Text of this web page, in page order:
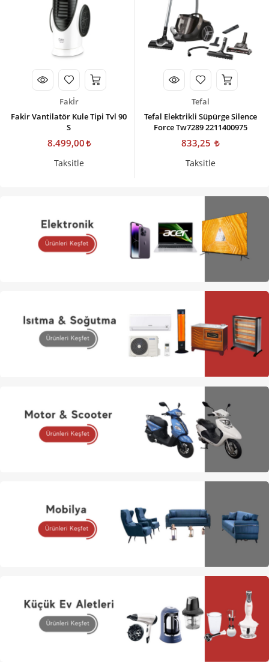
Fakİr
Fakir Vantilatör Kule Tipi Tvl 90
S
8.499,00
Taksitle
Tefal
Tefal Elektrikli Süpürge Silence
Force Tw7289 2211400975
833,25
Taksitle